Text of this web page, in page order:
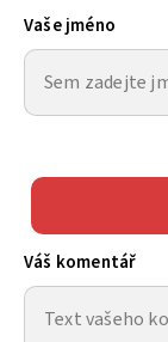
Vaše jméno
Váš komentář